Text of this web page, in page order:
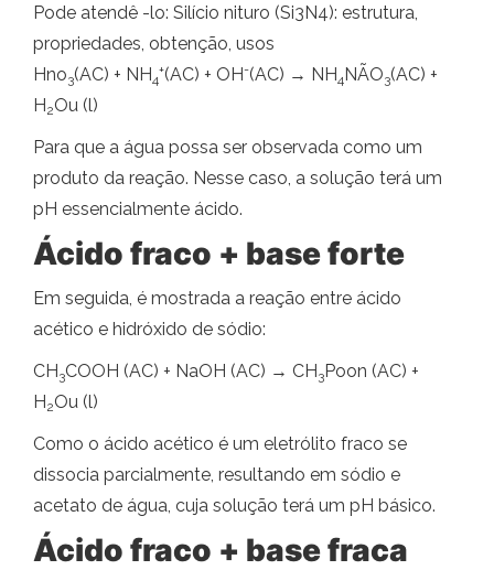
Pode atendê -lo: Silício nituro (Si3N4): estrutura,
propriedades, obtenção, usos
Hno3(AC) + NH4
+(AC) + OH-(AC) → NH4NÃO3(AC) +
H2Ou (l)
Para que a água possa ser observada como um
produto da reação. Nesse caso, a solução terá um
pH essencialmente ácido.
Ácido fraco + base forte
Em seguida, é mostrada a reação entre ácido
acético e hidróxido de sódio:
CH3COOH (AC) + NaOH (AC) → CH3Poon (AC) +
H2Ou (l)
Como o ácido acético é um eletrólito fraco se
dissocia parcialmente, resultando em sódio e
acetato de água, cuja solução terá um pH básico.
Ácido fraco + base fraca